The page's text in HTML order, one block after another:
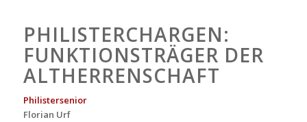
PHILISTERCHARGEN:
FUNKTIONSTRÄGER DER
ALTHERRENSCHAFT
Philistersenior
Florian Urf